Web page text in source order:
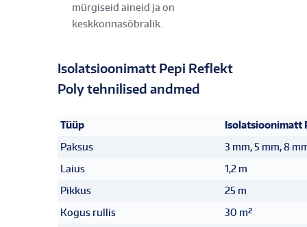
mürgiseid aineid ja on
keskkonnasõbralik.
Isolatsioonimatt Pepi Reflekt
Poly tehnilised andmed
Tüüp
Isolatsioonimatt
Paksus
3 mm, 5 mm, 8
Laius
1,2 m
Pikkus
25 m
Kogus rullis
30 m²